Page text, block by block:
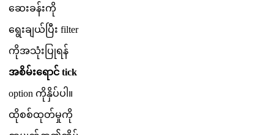
ဆခနက
ရခယ ပ filter
ကအသ ပရန
အစမရင tick
option ကနပပ ။
ထစစထတမက